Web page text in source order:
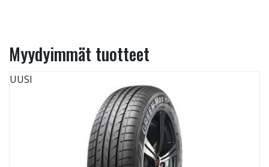
Myydyimmät tuotteet
UUSI